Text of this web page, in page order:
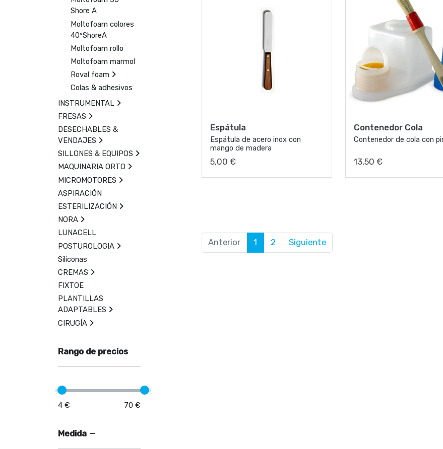
Shore A
Moltofoam colores
40ºShoreA
Moltofoam rollo
Moltofoam marmol
Roval foam
Colas & adhesivos
INSTRUMENTAL
FRESAS
DESECHABLES &
VENDAJES
SILLONES & EQUIPOS
MAQUINARIA ORTO
MICROMOTORES
ASPIRACIÓN
ESTERILIZACIÓN
NORA
LUNACELL
POSTUROLOGIA
Siliconas
CREMAS
FIXTOE
PLANTILLAS
ADAPTABLES
CIRUGÍA
Rango de precios
4 € 70 €
Medida
Espátula
Espátula de acero inox con
mango de madera
5,00 €
Contenedor Cola
Contenedor de cola con
13,50 €
Anterior 1 2 Siguiente